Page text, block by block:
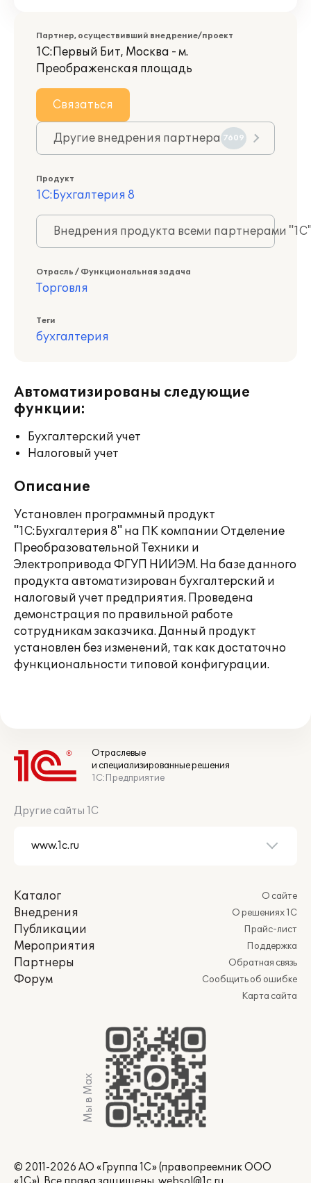
Партнер, осуществивший внедрение/проект
1С:Первый Бит, Москва - м.
Преображенская площадь
Связаться
Другие внедрения партнера 7609
Продукт
1С:Бухгалтерия 8
Внедрения продукта всеми партнерами
Отрасль / Функциональная задача
Торговля
Теги
бухгалтерия
Автоматизированы следующие
функции:
Бухгалтерский учет
Налоговый учет
Описание
Установлен программный продукт
"1С:Бухгалтерия 8" на ПК компании Отделение
Преобразовательной Техники и
Электропривода ФГУП НИИЭМ. На базе данного
продукта автоматизирован бухгалтерский и
налоговый учет предприятия. Проведена
демонстрация по правильной работе
сотрудникам заказчика. Данный продукт
установлен без изменений, так как достаточно
функциональности типовой конфигурации.
Отраслевые
и специализированные решения
1С:Предприятие
Другие сайты 1С
Каталог
Внедрения
Публикации
Мероприятия
Партнеры
Форум
О сайте
О решениях 1С
Прайс-лист
Поддержка
Обратная связь
Сообщить об ошибке
Карта сайта
Мы в Max
© 2011-2026 АО «Группа 1С» (правопреемник ООО